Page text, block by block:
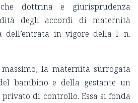
dottrina e giurisprudenza
degli accordi di maternità
dell’entrata in vigore della l. n.
la maternità surrogata
bambino e della gestante un
di controllo. Essa si fonda